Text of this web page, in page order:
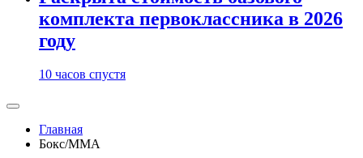
комплекта первоклассника в 2026
году
10 часов спустя
Главная
Бокс/MMA